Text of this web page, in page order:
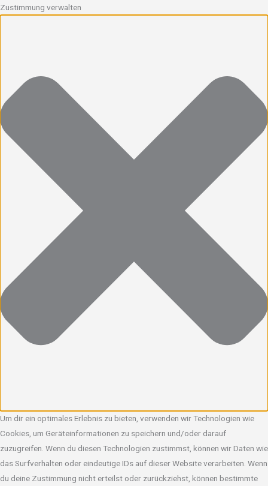
Zustimmung verwalten
Um dir ein optimales Erlebnis zu bieten, verwenden wir Technologien wie
Cookies, um Geräteinformationen zu speichern und/oder darauf
zuzugreifen. Wenn du diesen Technologien zustimmst, können wir Daten wie
das Surfverhalten oder eindeutige IDs auf dieser Website verarbeiten. Wenn
du deine Zustimmung nicht erteilst oder zurückziehst, können bestimmte